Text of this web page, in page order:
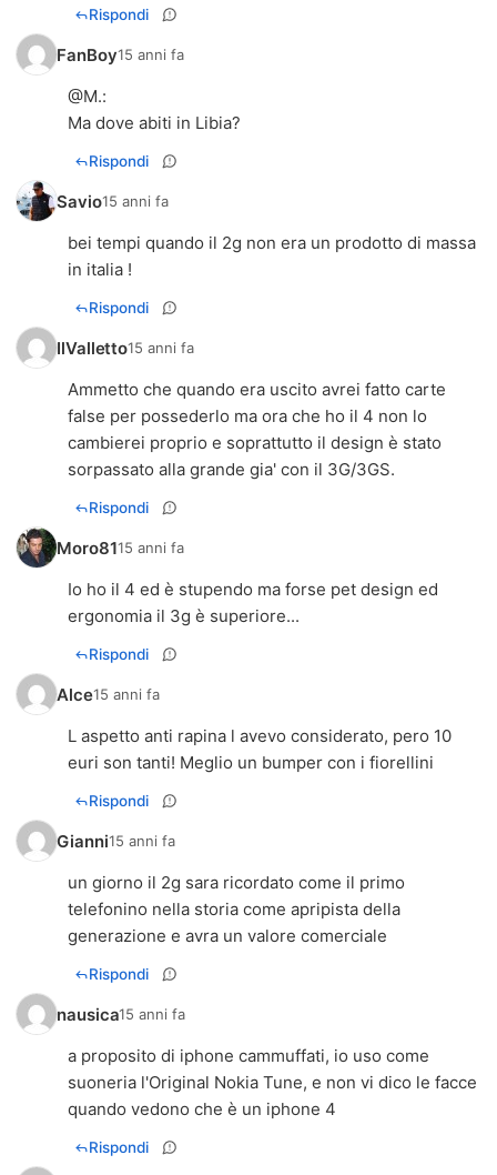
Rispondi
FanBoy15 anni fa
@M.:
Ma dove abiti in Libia?
Rispondi
Savio15 anni fa
bei tempi quando il 2g non era un prodotto di massa
in italia !
Rispondi
IlValletto15 anni fa
Ammetto che quando era uscito avrei fatto carte
false per possederlo ma ora che ho il 4 non lo
cambierei proprio e soprattutto il design è stato
sorpassato alla grande gia' con il 3G/3GS.
Rispondi
Moro8115 anni fa
Io ho il 4 ed è stupendo ma forse pet design ed
ergonomia il 3g è superiore...
Rispondi
Alce15 anni fa
L aspetto anti rapina l avevo considerato, pero 10
euri son tanti! Meglio un bumper con i fiorellini
Rispondi
Gianni15 anni fa
un giorno il 2g sara ricordato come il primo
telefonino nella storia come apripista della
generazione e avra un valore comerciale
Rispondi
nausica15 anni fa
a proposito di iphone cammuffati, io uso come
suoneria l'Original Nokia Tune, e non vi dico le facce
quando vedono che è un iphone 4
Rispondi